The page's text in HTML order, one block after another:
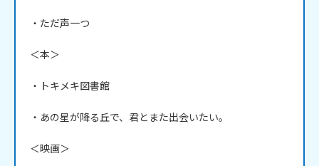
・ただ声一つ
＜本＞
・トキメキ図書館
・あの星が降る丘で、君とまた出会いたい。
＜映画＞